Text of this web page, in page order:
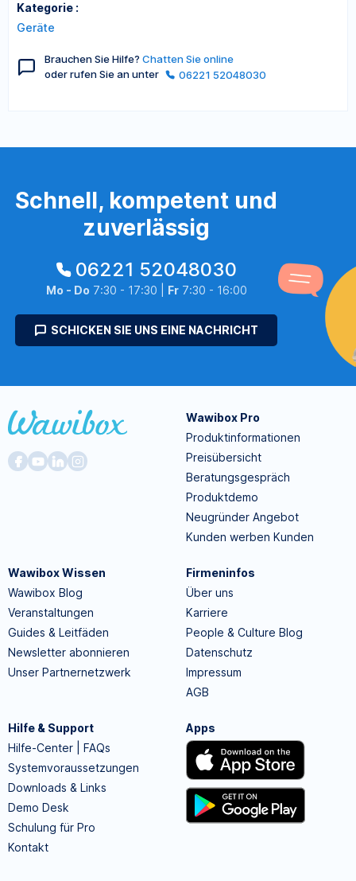
Kategorie :
Geräte
Brauchen Sie Hilfe? Chatten Sie online
oder rufen Sie an unter
06221 52048030
Schnell, kompetent und
zuverlässig
06221 52048030
Mo - Do 7:30 - 17:30 | Fr7:30 - 16:00
SCHICKEN SIE UNS EINE NACHRICHT
Wawibox Pro
Produktinformationen
Preisübersicht
Beratungsgespräch
Produktdemo
Neugründer Angebot
Kunden werben Kunden
Wawibox Wissen
Wawibox Blog
Veranstaltungen
Guides & Leitfäden
Newsletter abonnieren
Unser Partnernetzwerk
Firmeninfos
Über uns
Karriere
People & Culture Blog
Datenschutz
Impressum
AGB
Hilfe & Support
Hilfe-Center | FAQs
Systemvoraussetzungen
Downloads & Links
Demo Desk
Schulung für Pro
Kontakt
Apps